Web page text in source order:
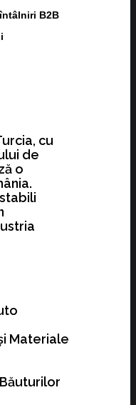
B2B
cu
de
o
Materiale